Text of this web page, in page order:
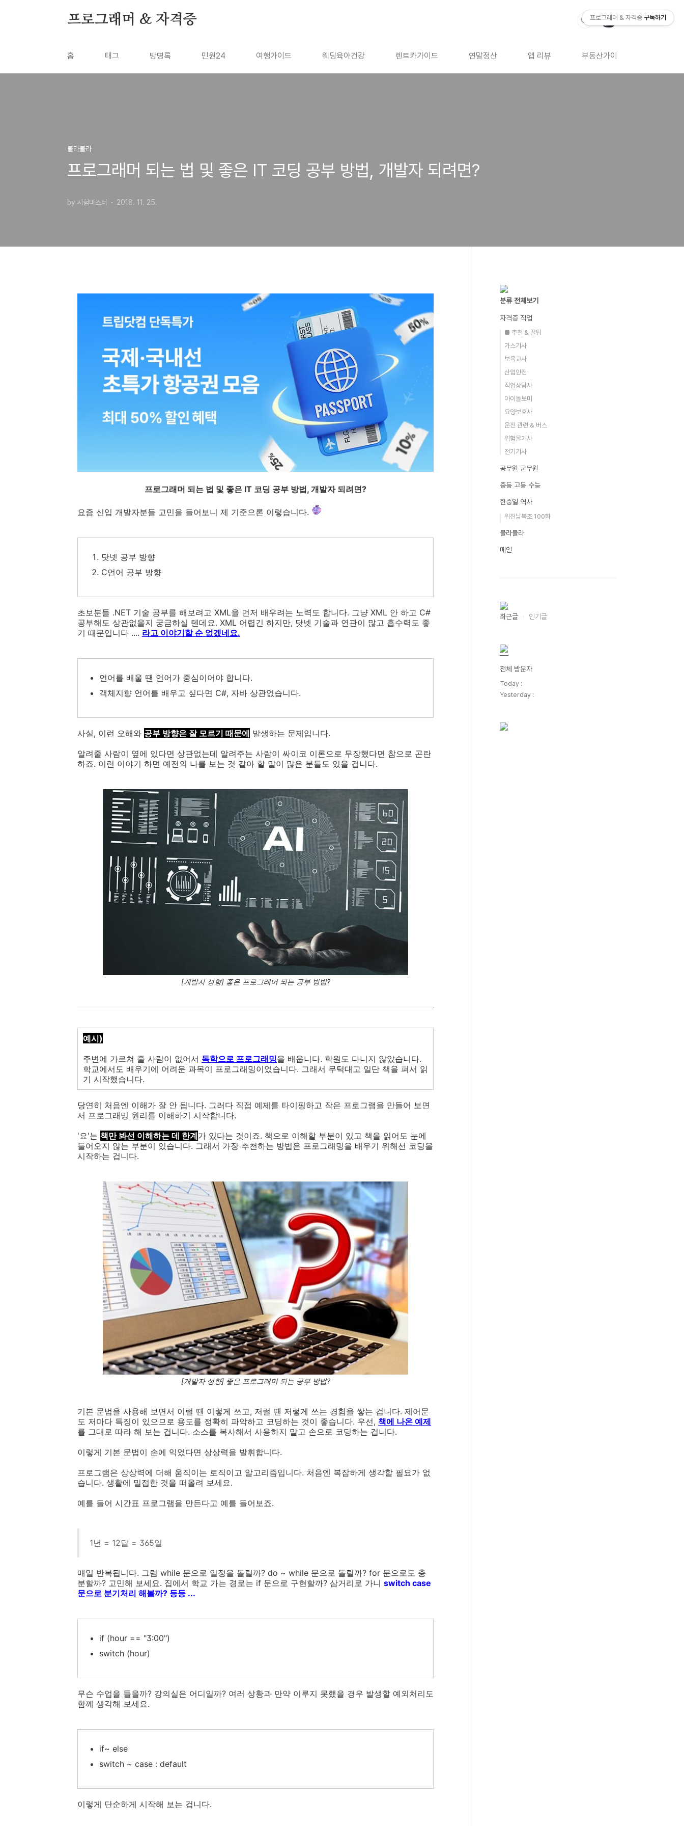
프로그래머 & 자격증
홈 태그 방명록 민원24 여행가이드 웨딩육아건강 렌트카가이드 연말정산 앱 리뷰 부동산가이드
블라블라
프로그래머 되는 법 및 좋은 IT 코딩 공부 방법, 개발자 되려면?
by 시험마스터 2018. 11. 25.
프로그래머 되는 법 및 좋은 IT 코딩 공부 방법, 개발자 되려면?
요즘 신입 개발자분들 고민을 들어보니 제 기준으론 이렇습니다.
닷넷 공부 방향
C언어 공부 방향
초보분들 .NET 기술 공부를 해보려고 XML을 먼저 배우려는 노력도 합니다. 그냥 XML 안 하고 C#
공부해도 상관없을지 궁금하실 텐데요. XML 어렵긴 하지만, 닷넷 기술과 연관이 많고 흡수력도 좋
기 때문입니다 .... 라고 이야기할 순 없겠네요.
언어를 배울 땐 언어가 중심이어야 합니다.
객체지향 언어를 배우고 싶다면 C#, 자바 상관없습니다.
사실, 이런 오해와 공부 방향은 잘 모르기 때문에 발생하는 문제입니다.
알려줄 사람이 옆에 있다면 상관없는데 알려주는 사람이 싸이코 이론으로 무장했다면 참으로 곤란
하죠. 이런 이야기 하면 예전의 나를 보는 것 같아 할 말이 많은 분들도 있을 겁니다.
[개발자 성향] 좋은 프로그래머 되는 공부 방법?
예시)
주변에 가르쳐 줄 사람이 없어서 독학으로 프로그래밍을 배웁니다. 학원도 다니지 않았습니다.
학교에서도 배우기에 어려운 과목이 프로그래밍이었습니다. 그래서 무턱대고 일단 책을 펴서 읽
기 시작했습니다.
당연히 처음엔 이해가 잘 안 됩니다. 그러다 직접 예제를 타이핑하고 작은 프로그램을 만들어 보면
서 프로그래밍 원리를 이해하기 시작합니다.
'요'는 책만 봐선 이해하는 데 한계가 있다는 것이죠. 책으로 이해할 부분이 있고 책을 읽어도 눈에
들어오지 않는 부분이 있습니다. 그래서 가장 추천하는 방법은 프로그래밍을 배우기 위해선 코딩을
시작하는 겁니다.
[개발자 성향] 좋은 프로그래머 되는 공부 방법?
기본 문법을 사용해 보면서 이럴 땐 이렇게 쓰고, 저럴 땐 저렇게 쓰는 경험을 쌓는 겁니다. 제어문
도 저마다 특징이 있으므로 용도를 정확히 파악하고 코딩하는 것이 좋습니다. 우선, 책에 나온 예제
를 그대로 따라 해 보는 겁니다. 소스를 복사해서 사용하지 말고 손으로 코딩하는 겁니다.
이렇게 기본 문법이 손에 익었다면 상상력을 발휘합니다.
프로그램은 상상력에 더해 움직이는 로직이고 알고리즘입니다. 처음엔 복잡하게 생각할 필요가 없
습니다. 생활에 밀접한 것을 떠올려 보세요.
예를 들어 시간표 프로그램을 만든다고 예를 들어보죠.
1년 = 12달 = 365일
매일 반복됩니다. 그럼 while 문으로 일정을 돌릴까? do ~ while 문으로 돌릴까? for 문으로도 충
분할까? 고민해 보세요. 집에서 학교 가는 경로는 if 문으로 구현할까? 삼거리로 가니 switch case
문으로 분기처리 해볼까? 등등 ...
if (hour == "3:00")
switch (hour)
무슨 수업을 들을까? 강의실은 어디일까? 여러 상황과 만약 이루지 못했을 경우 발생할 예외처리도
함께 생각해 보세요.
if~ else
switch ~ case : default
이렇게 단순하게 시작해 보는 겁니다.
분류 전체보기
자격증 직업
■ 추천 & 꿀팁
가스기사
보육교사
산업안전
직업상담사
아이돌보미
요양보호사
운전 관련 & 버스
위험물기사
전기기사
공무원 군무원
중등 고등 수능
한중일 역사
위진남북조 100화
블라블라
메인
최근글 인기글
전체 방문자
Today :
Yesterday :
프로그래머 & 자격증 구독하기